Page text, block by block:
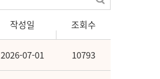
작성일 조회수
2026-07-01 10793